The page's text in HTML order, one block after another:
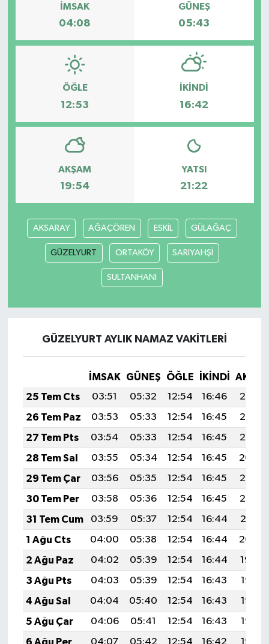
İMSAK
04:08
GÜNEŞ
05:43
ÖĞLE
12:53
İKINDI
16:42
AKŞAM
19:54
YATSI
21:22
AKSARAY AĞAÇÖREN ESKİL GÜLAĞAÇ
GÜZELYURT ORTAKÖY SARIYAHŞİ
SULTANHANI
GÜZELYURT AYLIK NAMAZ VAKITLERI
İMSAK GÜNEŞ ÖĞLE İKINDI
25 Tem Cts
03:51 05:32 12:54 16:46
20:06
26 Tem Paz
03:53 05:33 12:54 16:45
20:06
27 Tem Pts
03:54 05:33 12:54 16:45
20:05
28 Tem Sal
03:55 05:34 12:54 16:45
20:04
29 Tem Çar
03:56 05:35 12:54 16:45
20:03
30 Tem Per
03:58 05:36 12:54 16:45
20:02
31 Tem Cum
03:59 05:37 12:54 16:44
20:01
1 Ağu Cts
04:00 05:38 12:54 16:44
20:00
2 Ağu Paz
04:02 05:39 12:54 16:44
19:59
3 Ağu Pts
04:03 05:39 12:54 16:43
19:58
4 Ağu Sal
04:04 05:40 12:54 16:43
19:57
5 Ağu Çar
04:06 05:41 12:54 16:43
19:56
6 Ağu Per
04:07 05:42 12:54 16:42 19:55